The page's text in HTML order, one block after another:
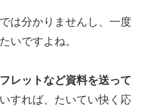
は分かりませんし、一度
いですよね。
レットなど資料を送って
すれば、たいてい快く応